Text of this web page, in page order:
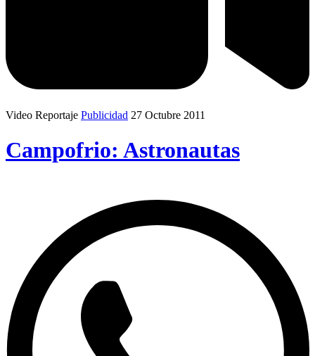
Video Reportaje Publicidad 27 Octubre 2011
Campofrio: Astronautas